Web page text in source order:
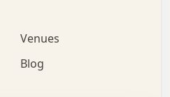
x   .   .   .   .   .   .
.   o   .   .   .   .
.   .   .   .   :   .   x
Venues
Blog